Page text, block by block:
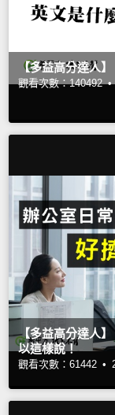
【多益高分達人
觀看次數：140492 •
【多益高分達人
以這樣說！
觀看次數：61442 •